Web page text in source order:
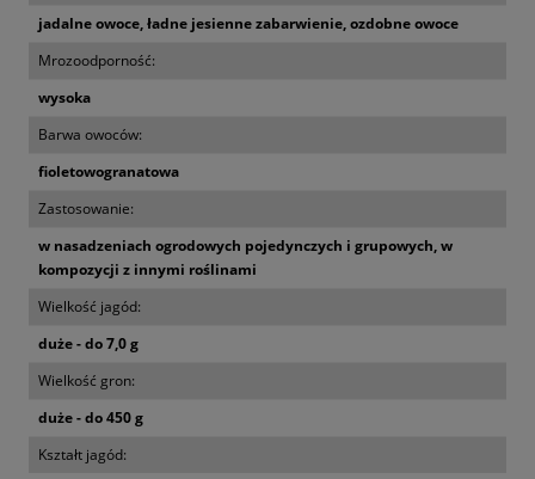
jadalne owoce, ładne jesienne zabarwienie, ozdobne owoce
Mrozoodporność:
wysoka
Barwa owoców:
fioletowogranatowa
Zastosowanie:
w nasadzeniach ogrodowych pojedynczych i grupowych, w
kompozycji z innymi roślinami
Wielkość jagód:
duże - do 7,0 g
Wielkość gron:
duże - do 450 g
Kształt jagód: